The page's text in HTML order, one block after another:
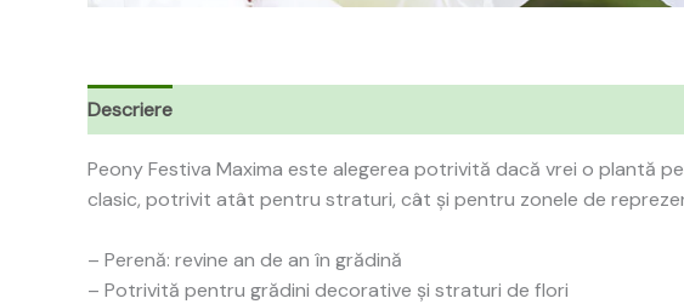
Descriere
Peony Festiva Maxima este alegerea potrivită dacă vrei o plantă
clasic, potrivit atât pentru straturi, cât și pentru zonele de
– Perenă: revine an de an în grădină
– Potrivită pentru grădini decorative și straturi de flori